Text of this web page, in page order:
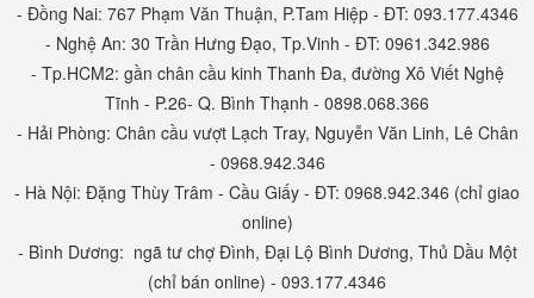
- Đồng Nai: 767 Phạm Văn Thuận, P.Tam Hiệp - ĐT: 093.177.4346
- Nghệ An: 30 Trần Hưng Đạo, Tp.Vinh - ĐT: 0961.342.986
- Tp.HCM2: gần chân cầu kinh Thanh Đa, đường Xô Viết Nghệ
Tĩnh - P.26- Q. Bình Thạnh - 0898.068.366
- Hải Phòng: Chân cầu vượt Lạch Tray, Nguyễn Văn Linh, Lê Chân
- 0968.942.346
- Hà Nội: Đặng Thùy Trâm - Cầu Giấy - ĐT: 0968.942.346 (chỉ giao
online)
- Bình Dương: ngã tư chợ Đình, Đại Lộ Bình Dương, Thủ Dầu Một
(chỉ bán online) - 093.177.4346